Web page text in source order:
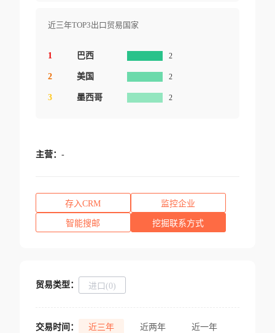
近三年TOP3出口贸易国家
1 巴西 2
2 美国 2
3 墨西哥 2
主营： -
存入CRM 监控企业
智能搜邮 挖掘联系方式
贸易类型： 进口(0)
交易时间： 近三年 近两年 近一年